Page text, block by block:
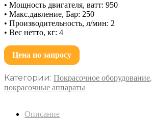
• Мощность двигателя, ватт: 950
• Макс.давление, Бар: 250
• Производительность, л/мин: 2
• Вес нетто, кг: 4
Цена по запросу
Категории: Покрасочное оборудование,
покрасочные аппараты
Описание